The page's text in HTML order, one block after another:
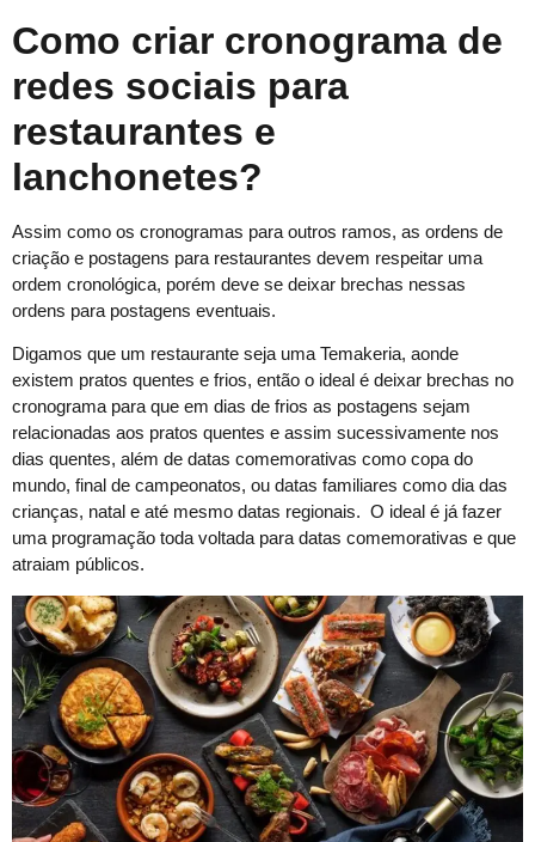
Como criar cronograma de
redes sociais para
restaurantes e
lanchonetes?
Assim como os cronogramas para outros ramos, as ordens de
criação e postagens para restaurantes devem respeitar uma
ordem cronológica, porém deve se deixar brechas nessas
ordens para postagens eventuais.
Digamos que um restaurante seja uma Temakeria, aonde
existem pratos quentes e frios, então o ideal é deixar brechas no
cronograma para que em dias de frios as postagens sejam
relacionadas aos pratos quentes e assim sucessivamente nos
dias quentes, além de datas comemorativas como copa do
mundo, final de campeonatos, ou datas familiares como dia das
crianças, natal e até mesmo datas regionais. O ideal é já fazer
uma programação toda voltada para datas comemorativas e que
atraiam públicos.